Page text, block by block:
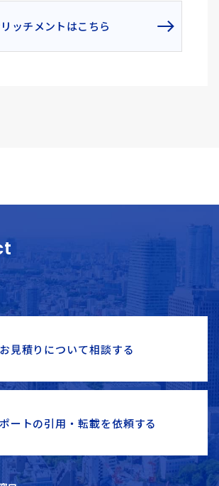
ッチメントはこちら
見積りについて相談する
ートの引用・転載を依頼する